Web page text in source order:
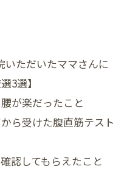
いただいたママさんに
3選】
が楽だったこと
ら受けた腹直筋テスト
認してもらえたこと